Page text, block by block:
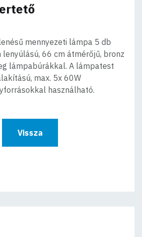
mennyezeti lámpa 5 db
66 cm átmérőjű, bronz
lámpabúrákkal. A lámpatest
max. 5x 60W
használható.
Vissza